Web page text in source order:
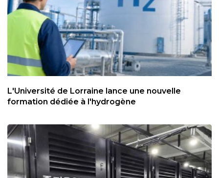
L'Université de Lorraine lance une nouvelle
formation dédiée à l'hydrogène